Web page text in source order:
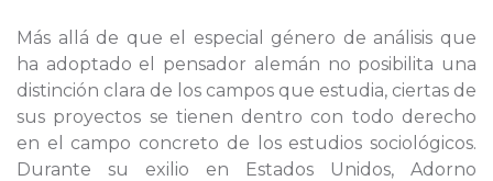
Más allá de que el especial género de análisis que
ha adoptado el pensador alemán no posibilita una
distinción clara de los campos que estudia, ciertas de
sus proyectos se tienen dentro con todo derecho
en el campo concreto de los estudios sociológicos.
Durante su exilio en Estados Unidos, Adorno